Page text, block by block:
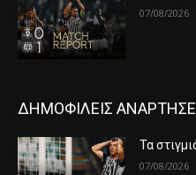
07/08/2026
ΔΗΜΟΦΙΛΕΙΣ
Τα
07/08/2026